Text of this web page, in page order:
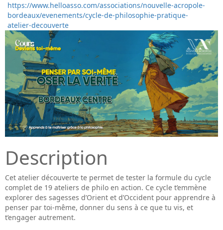
https://www.helloasso.com/associations/nouvelle-acropole-
bordeaux/evenements/cycle-de-philosophie-pratique-
atelier-decouverte
Description
Cet atelier découverte te permet de tester la formule du cycle
complet de 19 ateliers de philo en action. Ce cycle t’emmène
explorer des sagesses d’Orient et d’Occident pour apprendre à
penser par toi-même, donner du sens à ce que tu vis, et
t’engager autrement.